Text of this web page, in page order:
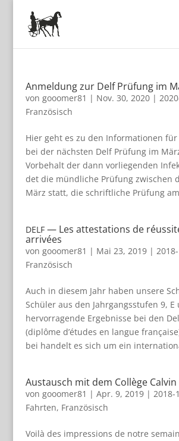
Anmeldung zur Delf Prüfung im
von gooomer81 | Nov. 30, 2020|
Französisch
Hier geht es zu den Infor­ma­tio­nen
bei der nächs­ten Delf Prü­fung im
Vor­be­halt der dann vor­lie­gen­den
det die münd­li­che Prü­fung zwi­schen
März statt, die schrift­li­che Prü­fung
DELF— Les attestations de
arrivées
von gooomer81 | Mai 23, 2019|
Französisch
Auch in die­sem Jahr haben unsere
Schü­ler aus den Jahr­gangs­stu­fen 9,
her­vor­ra­gende Ergeb­nisse bei den
(diplôme d’études en lan­gue
bei han­delt es sich um ein
Austausch mit dem Collège
von gooomer81 | Apr. 9, 2019| 2018-
Fahrten, Französisch
Voilà des impres­si­ons de notre